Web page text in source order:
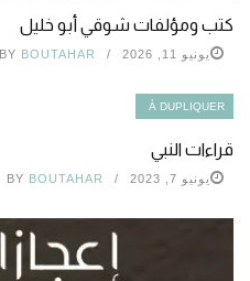
كتب ومؤلفات شوقي أبو خليل
يونيو 11, 2026 BY BOUTAHAR
À DUPLIQUER
قراءات النبي
يونيو 7, 2023 BY BOUTAHAR